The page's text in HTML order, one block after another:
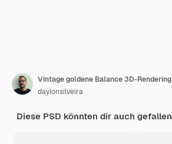
Vintage goldene Balance 3D-Rendering
daylonsilveira
Diese PSD könnten dir auch gefallen